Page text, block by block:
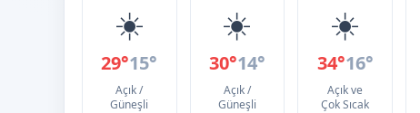
☀️
29°15°
Açık /
Güneşli
☀️
30°14°
Açık /
Güneşli
☀️
34°16°
Açık ve
Çok Sıcak